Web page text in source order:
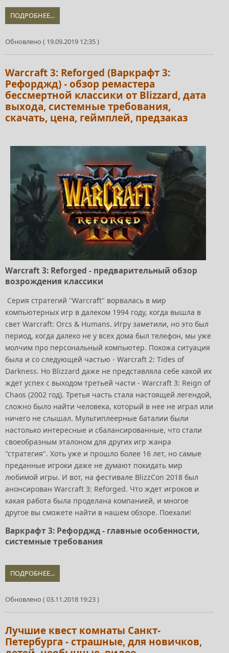
ПОДРОБНЕЕ...
Обновлено ( 19.09.2019 12:35 )
Warcraft 3: Reforged (Варкрафт 3:
Рефорджд) - обзор ремастера
бессмертной классики от Blizzard, дата
выхода, системные требования,
скачать, цена, геймплей, предзаказ
Warcraft 3: Reforged - предварительный обзор
возрождения классики
Серия стратегий "Warcraft" ворвалась в мир
компьютерных игр в далеком 1994 году, когда вышла в
свет Warcraft: Orcs & Humans. Игру заметили, но это был
период, когда далеко не у всех дома был телефон, мы уже
молчим про персональный компьютер. Похожа ситуация
была и со следующей частью - Warcraft 2: Tides of
Darkness. Но Blizzard даже не представляла себе какой их
ждет успех с выходом третьей части - Warcraft 3: Reign of
Chaos (2002 год). Третья часть стала настоящей легендой,
сложно было найти человека, который в нее не играл или
ничего не слышал. Мультиплеерные баталии были
настолько интересные и сбалансированные, что стали
своеобразным эталоном для других игр жанра
"стратегия". Хоть уже и прошло более 16 лет, но самые
преданные игроки даже не думают покидать мир
любимой игры. И вот, на фестивале BlizzCon 2018 был
анонсирован Warcraft 3: Reforged. Что ждет игроков и
какая работа была проделана компанией, и многое
другое вы сможете найти в нашем обзоре. Поехали!
Варкрафт 3: Рефорджд - главные особенности,
системные требования
ПОДРОБНЕЕ...
Обновлено ( 03.11.2018 19:23 )
Лучшие квест комнаты Санкт-
Петербурга - страшные, для новичков,